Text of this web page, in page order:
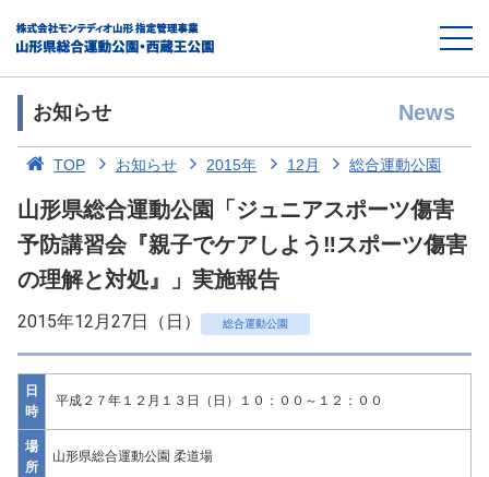
お知らせ News
TOP お知らせ 2015年 12月 総合運動公園
山形県総合運動公園「ジュニアスポーツ傷害
予防講習会『親子でケアしよう‼スポーツ傷害
の理解と対処』」実施報告
2015年12月27日（日） 総合運動公園
日
時
平成２７年１２月１３日（日）１０：００～１２：００
場
所
山形県総合運動公園 柔道場